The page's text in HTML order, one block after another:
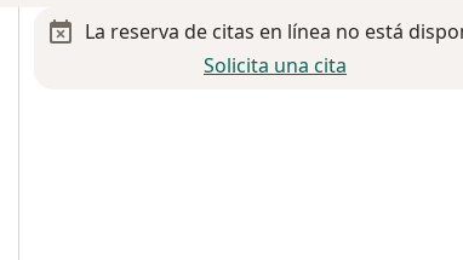
La reserva de citas en línea no está
Solicita una cita